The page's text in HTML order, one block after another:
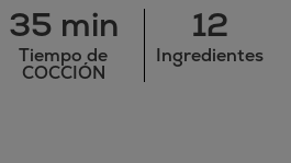
35 min
Tiempo de
COCCIÓN
12
Ingredientes